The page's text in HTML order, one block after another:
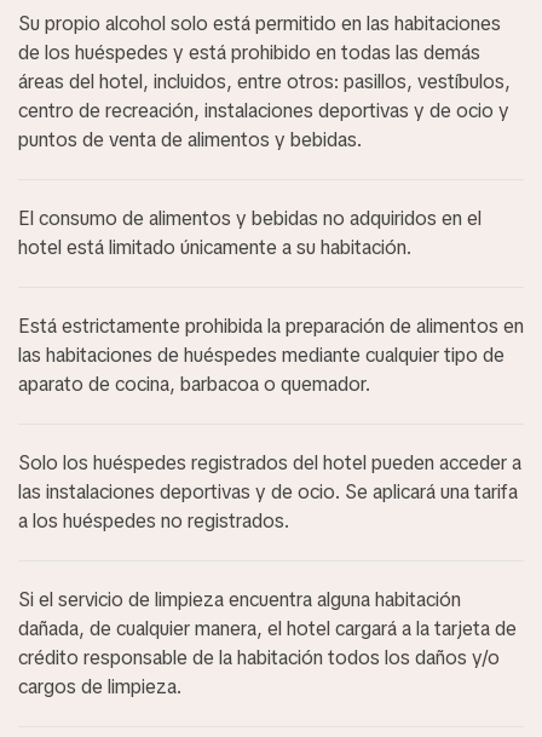
Su propio alcohol solo está permitido en las habitaciones
de los huéspedes y está prohibido en todas las demás
áreas del hotel, incluidos, entre otros: pasillos, vestíbulos,
centro de recreación, instalaciones deportivas y de ocio y
puntos de venta de alimentos y bebidas.
El consumo de alimentos y bebidas no adquiridos en el
hotel está limitado únicamente a su habitación.
Está estrictamente prohibida la preparación de alimentos en
las habitaciones de huéspedes mediante cualquier tipo de
aparato de cocina, barbacoa o quemador.
Solo los huéspedes registrados del hotel pueden acceder a
las instalaciones deportivas y de ocio. Se aplicará una tarifa
a los huéspedes no registrados.
Si el servicio de limpieza encuentra alguna habitación
dañada, de cualquier manera, el hotel cargará a la tarjeta de
crédito responsable de la habitación todos los daños y/o
cargos de limpieza.